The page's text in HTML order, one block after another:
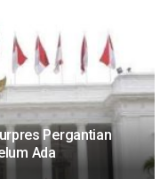
Pergantian
Ada